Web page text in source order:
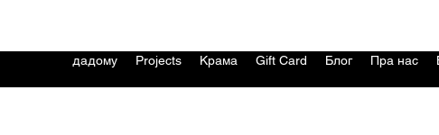
дадому Projects Крама Gift Card Блог Пра нас